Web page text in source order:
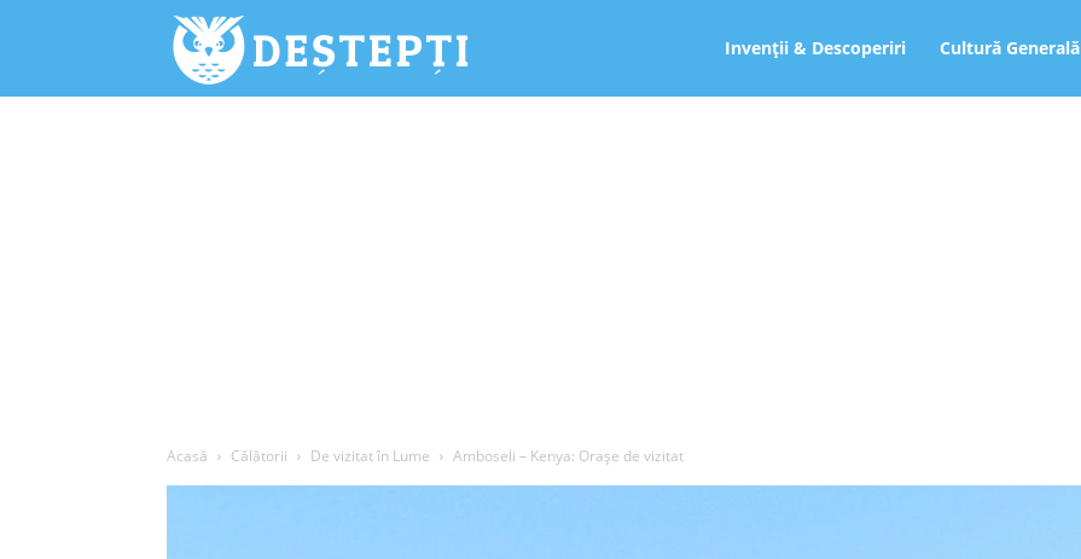
Deștepți.ro Invenții & Descoperiri Cultură Generală
Acasă Călătorii De vizitat în Lume Amboseli – Kenya: Orașe de vizitat